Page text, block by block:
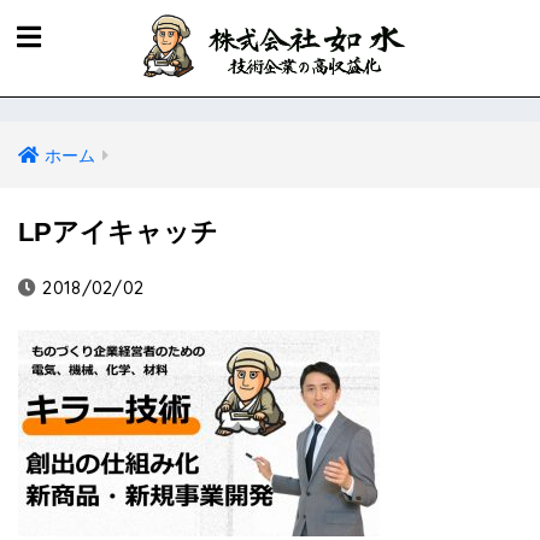
ホーム
LPアイキャッチ
2018/02/02